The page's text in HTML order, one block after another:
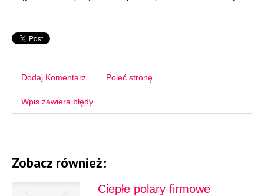
Dodaj Komentarz Poleć stronę
Wpis zawiera błędy
Zobacz również:
Ciepłe polary firmowe